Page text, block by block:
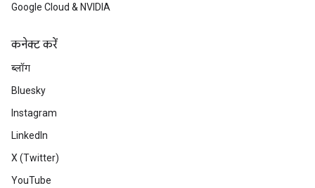
Google Cloud & NVIDIA
कनेक्ट करें
ब्लॉग
Bluesky
Instagram
LinkedIn
X (Twitter)
YouTube